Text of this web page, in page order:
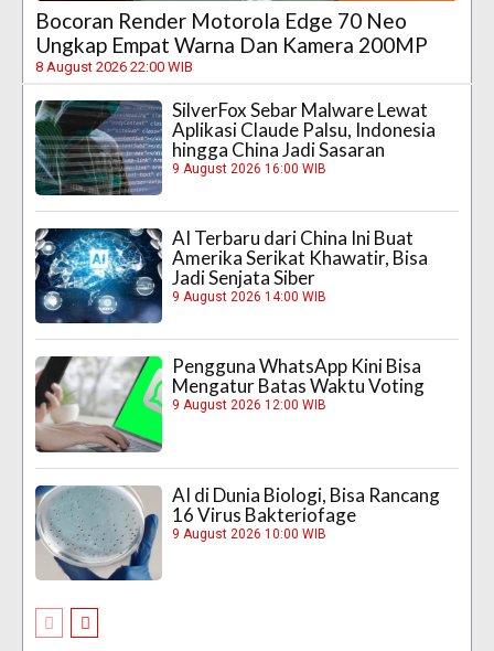
Bocoran Render Motorola Edge 70 Neo
Ungkap Empat Warna Dan Kamera 200MP
8 August 2026 22:00 WIB
SilverFox Sebar Malware Lewat
Aplikasi Claude Palsu, Indonesia
hingga China Jadi Sasaran
9 August 2026 16:00 WIB
AI Terbaru dari China Ini Buat
Amerika Serikat Khawatir, Bisa
Jadi Senjata Siber
9 August 2026 14:00 WIB
Pengguna WhatsApp Kini Bisa
Mengatur Batas Waktu Voting
9 August 2026 12:00 WIB
AI di Dunia Biologi, Bisa Rancang
16 Virus Bakteriofage
9 August 2026 10:00 WIB